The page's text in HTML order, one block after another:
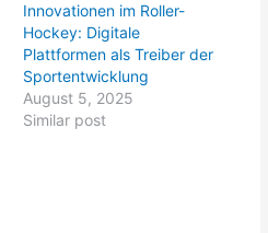
Innovationen im Roller-
Hockey: Digitale
Plattformen als Treiber der
Sportentwicklung
August 5, 2025
Similar post